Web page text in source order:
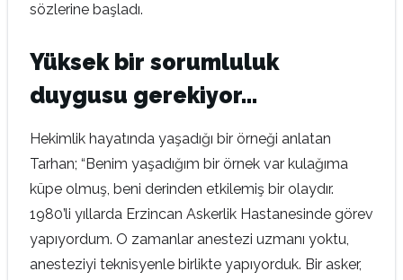
sözlerine başladı.
Yüksek bir sorumluluk
duygusu gerekiyor…
Hekimlik hayatında yaşadığı bir örneği anlatan
Tarhan; “Benim yaşadığım bir örnek var kulağıma
küpe olmuş, beni derinden etkilemiş bir olaydır.
1980’li yıllarda Erzincan Askerlik Hastanesinde görev
yapıyordum. O zamanlar anestezi uzmanı yoktu,
anesteziyi teknisyenle birlikte yapıyorduk. Bir asker,